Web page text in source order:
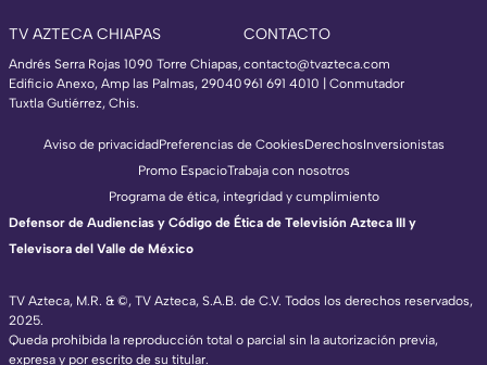
TV AZTECA CHIAPAS
Andrés Serra Rojas 1090 Torre Chiapas,
Edificio Anexo, Amp las Palmas, 29040
Tuxtla Gutiérrez, Chis.
CONTACTO
contacto@tvazteca.com
961 691 4010 | Conmutador
TV Azteca, M.R. & ©, TV Azteca, S.A.B. de C.V. Todos los derechos reservados,
2025.
Queda prohibida la reproducción total o parcial sin la autorización previa,
expresa y por escrito de su titular.
Aviso de privacidadPreferencias de CookiesDerechosInversionistas
Promo EspacioTrabaja con nosotros
Programa de ética, integridad y cumplimiento
Defensor de Audiencias y Código de Ética de Televisión Azteca III y
Televisora del Valle de México